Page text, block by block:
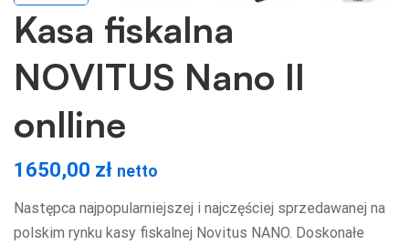
Kasa fiskalna
NOVITUS Nano II
onlline
1650,00 zł netto
Następca najpopularniejszej i najczęściej sprzedawanej na
polskim rynku kasy fiskalnej Novitus NANO. Doskonałe